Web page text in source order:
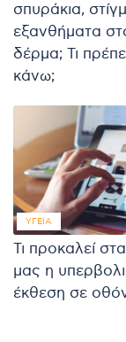
σπυράκια,
εξανθήματα
δέρμα; Τι
κάνω;
ΥΓΕΊΑ
Τι προκαλεί
μας η
έκθεση σε